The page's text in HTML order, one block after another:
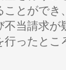
とがで
不当請求が
ったと